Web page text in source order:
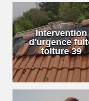
Intervention
d'urgence
toiture 39